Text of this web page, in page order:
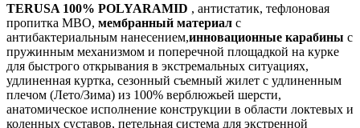
TERUSA 100% POLYARAMID , антистатик, тефлоновая
пропитка МВО, мембранный материал с
антибактериальным нанесением,инновационные карабины с
пружинным механизмом и поперечной площадкой на курке
для быстрого открывания в экстремальных ситуациях,
удлиненная куртка, сезонный съемный жилет с удлиненным
плечом (Лето/Зима) из 100% верблюжьей шерсти,
анатомическое исполнение конструкции в области локтевых и
коленных суставов, петельная система для экстренной